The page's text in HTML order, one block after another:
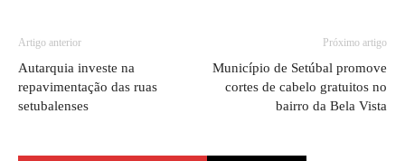
Artigo anterior
Autarquia investe na
repavimentação das ruas
setubalenses
Próximo artigo
Município de Setúbal promove
cortes de cabelo gratuitos no
bairro da Bela Vista